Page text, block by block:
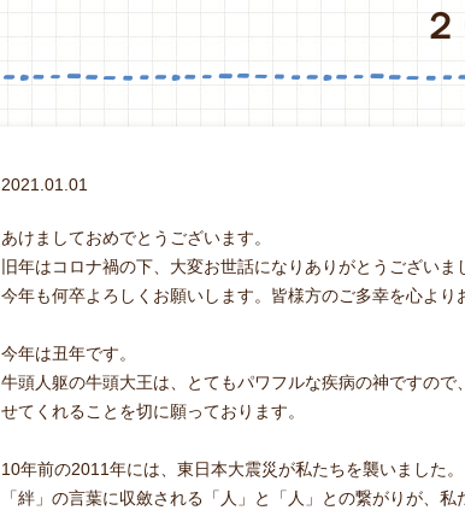
2021.01.01
あけましておめでとうございます。
旧年はコロナ禍の下、大変お世話になりありがとうございま
今年も何卒よろしくお願いします。皆様方のご多幸を心より
今年は丑年です。
牛頭人躯の牛頭大王は、とてもパワフルな疾病の神ですので
せてくれることを切に願っております。
10年前の2011年には、東日本大震災が私たちを襲いました。
「絆」の言葉に収斂される「人」と「人」との繋がりが、私